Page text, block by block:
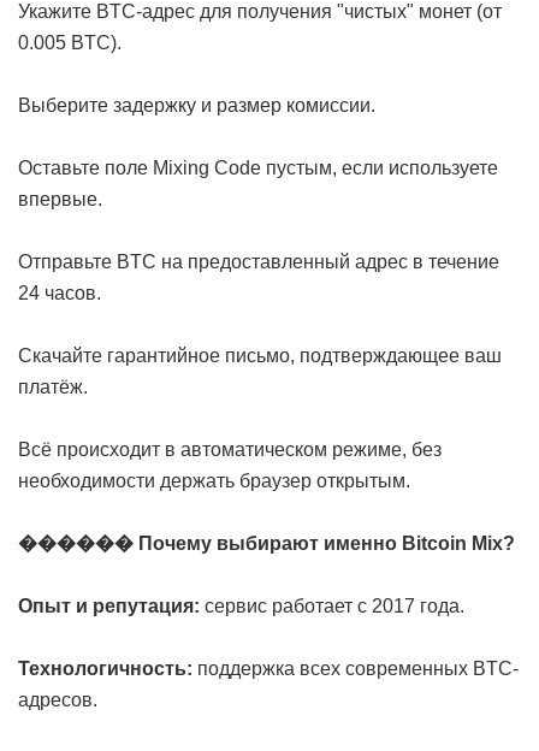
Укажите BTC-адрес для получения "чистых" монет (от
0.005 BTC).
Выберите задержку и размер комиссии.
Оставьте поле Mixing Code пустым, если используете
впервые.
Отправьте BTC на предоставленный адрес в течение
24 часов.
Скачайте гарантийное письмо, подтверждающее ваш
платёж.
Всё происходит в автоматическом режиме, без
необходимости держать браузер открытым.
������ Почему выбирают именно Bitcoin Mix?
Опыт и репутация: сервис работает с 2017 года.
Технологичность: поддержка всех современных BTC-
адресов.